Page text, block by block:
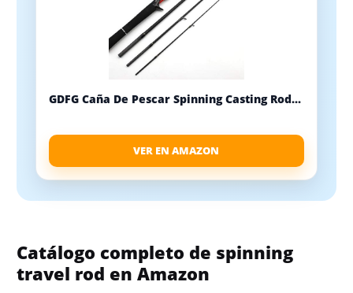
GDFG Caña De Pescar Spinning Casting Rod...
VER EN AMAZON
Catálogo completo de spinning
travel rod en Amazon